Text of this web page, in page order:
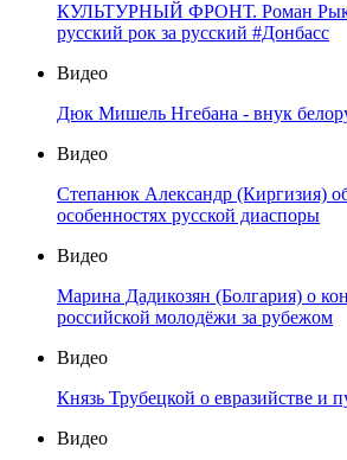
КУЛЬТУРНЫЙ ФРОНТ. Роман
русский рок за русский #Донбасс
Видео
Дюк Мишель Нгебана - внук
Видео
Степанюк Александр (Киргизия)
особенностях русской диаспоры
Видео
Марина Дадикозян (Болгария) о
российской молодёжи за рубежом
Видео
Князь Трубецкой о евразийстве и
Видео